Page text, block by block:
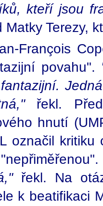
kteří jsou
Terezy,
François
povahu".
řekl.
hnutí
označil kritiku
řekl. Na
k beatifikaci